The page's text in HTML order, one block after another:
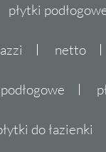
płytki
netto
do łazienki